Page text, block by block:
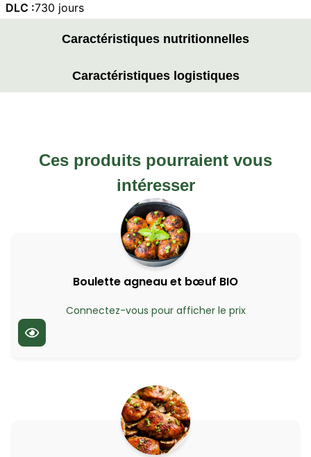
Caractéristiques nutritionnelles
Caractéristiques logistiques
DLC :730 jours
Ces produits pourraient vous
intéresser
Boulette agneau et bœuf BIO
Connectez-vous pour afficher le prix